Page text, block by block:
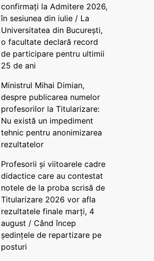
confirmați la Admitere 2026,
în sesiunea din iulie / La
Universitatea din București,
o facultate declară record
de participare pentru ultimii
25 de ani
Ministrul Mihai Dimian,
despre publicarea numelor
profesorilor la Titularizare:
Nu există un impediment
tehnic pentru anonimizarea
rezultatelor
Profesorii și viitoarele cadre
didactice care au contestat
notele de la proba scrisă de
Titularizare 2026 vor afla
rezultatele finale marți, 4
august / Când încep
ședințele de repartizare pe
posturi